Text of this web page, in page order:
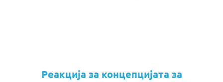
Реакција за концепцијата за